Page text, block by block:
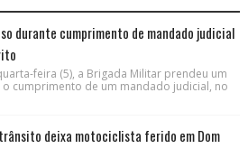
durante cumprimento de mandado judicial
feira (5), a Brigada Militar prendeu um
cumprimento de um mandado judicial, no
deixa motociclista ferido em Dom